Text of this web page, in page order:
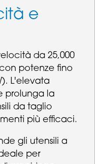
e
da 25,000
potenze fino
L'elevata
prolunga la
da taglio
più efficaci.
gli utensili a
per